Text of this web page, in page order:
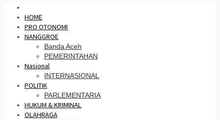
HOME
PRO OTONOMI
NANGGROE
Banda Aceh
PEMERINTAHAN
Nasional
INTERNASIONAL
POLITIK
PARLEMENTARIA
HUKUM & KRIMINAL
OLAHRAGA